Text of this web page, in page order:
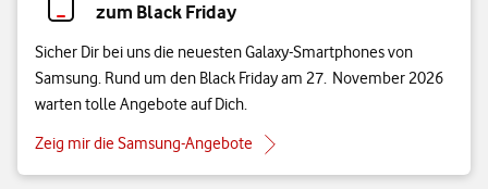
zum Black Friday
Sicher Dir bei uns die neuesten Galaxy-Smartphones von
Samsung. Rund um den Black Friday am 27. November 2026
warten tolle Angebote auf Dich.
Zeig mir die Samsung-Angebote